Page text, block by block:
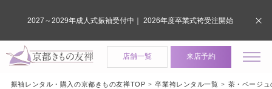
店舗一覧 来店予約
振袖レンタル・購入の京都きもの友禅TOP 卒業袴レンタル一覧 茶・ベージ
2027～2029年成人式振袖受付中｜ 2026年度卒業式袴受注開始